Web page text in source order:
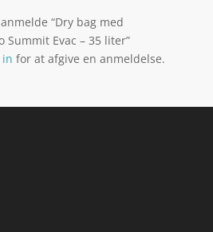
“Dry bag med
Summit Evac – 35 liter”
in for at afgive en anmeldelse.